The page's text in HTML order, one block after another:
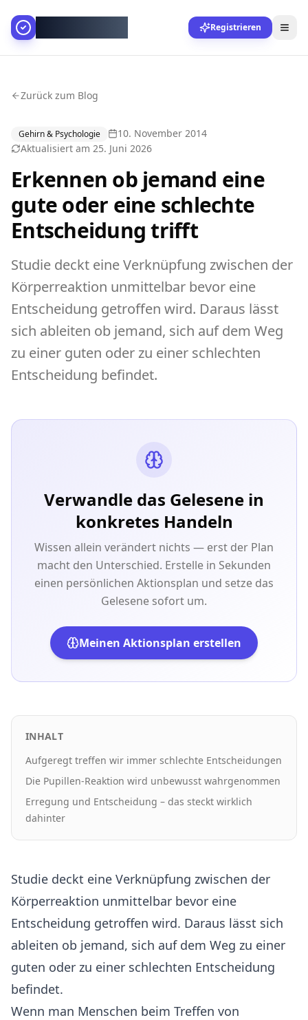
Registrieren
Zurück zum Blog
Gehirn & Psychologie
10. November 2014
Aktualisiert am 25. Juni 2026
Erkennen ob jemand eine
gute oder eine schlechte
Entscheidung trifft
Studie deckt eine Verknüpfung zwischen der
Körperreaktion unmittelbar bevor eine
Entscheidung getroffen wird. Daraus lässt
sich ableiten ob jemand, sich auf dem Weg
zu einer guten oder zu einer schlechten
Entscheidung befindet.
Verwandle das Gelesene in
konkretes Handeln
Wissen allein verändert nichts — erst der Plan
macht den Unterschied. Erstelle in Sekunden
einen persönlichen Aktionsplan und setze das
Gelesene sofort um.
Meinen Aktionsplan erstellen
INHALT
Aufgeregt treffen wir immer schlechte Entscheidungen
Die Pupillen-Reaktion wird unbewusst wahrgenommen
Erregung und Entscheidung – das steckt wirklich
dahinter
Studie deckt eine Verknüpfung zwischen der
Körperreaktion unmittelbar bevor eine
Entscheidung getroffen wird. Daraus lässt sich
ableiten ob jemand, sich auf dem Weg zu einer
guten oder zu einer schlechten Entscheidung
befindet.
Wenn man Menschen beim Treffen von